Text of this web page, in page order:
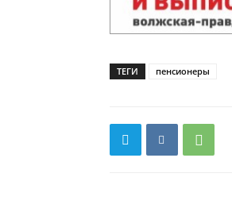
ТЕГИ пенсионеры